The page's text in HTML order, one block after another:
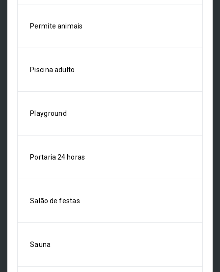
Permite animais
Piscina adulto
Playground
Portaria 24 horas
Salão de festas
Sauna